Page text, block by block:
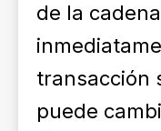
de la
transacción
puede